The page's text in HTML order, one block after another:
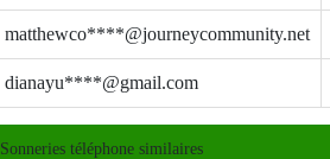
matthewco****@journeycommunity.net
dianayu****@gmail.com
Sonneries téléphone similaires